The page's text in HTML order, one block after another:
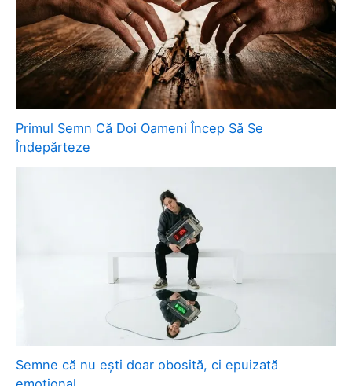
Primul Semn Că Doi Oameni Încep Să Se
Îndepărteze
Semne că nu ești doar obosită, ci epuizată